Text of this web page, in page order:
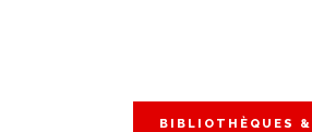
BIBLIOTHÈQUES